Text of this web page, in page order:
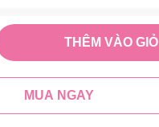
THÊM VÀO GIỎ
MUA NGAY